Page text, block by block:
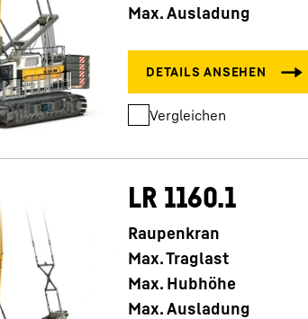
Max. Ausladung
Vergleichen
LR 1160.1
Raupenkran
Max. Traglast
Max. Hubhöhe
Max. Ausladung